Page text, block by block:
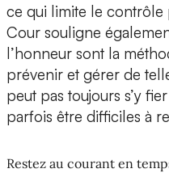
ce qui limite le
Cour souligne
l’honneur sont la
prévenir et gérer de
peut pas toujours s’y
parfois être difficiles à
Restez au courant en